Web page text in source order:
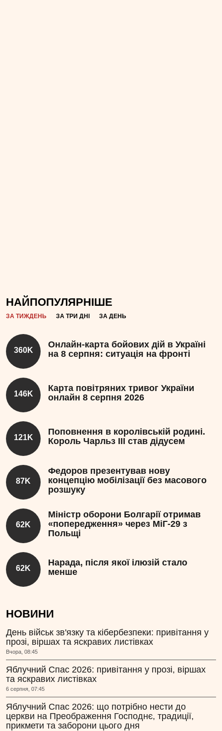
НАЙПОПУЛЯРНІШЕ
ЗА ТИЖДЕНЬ ЗА ТРИ ДНІ ЗА ДЕНЬ
360K
Онлайн-карта бойових дій в Україні
на 8 серпня: ситуація на фронті
146K
Карта повітряних тривог України
онлайн 8 серпня 2026
121K
Поповнення в королівській родині.
Король Чарльз III став дідусем
87K
Федоров презентував нову
концепцію мобілізації без масового
розшуку
62K
Міністр оборони Болгарії отримав
«попередження» через МіГ-29 з
Польщі
62K
Нарада, після якої ілюзій стало
менше
НОВИНИ
День військ зв'язку та кібербезпеки: привітання у
прозі, віршах та яскравих листівках
Вчора, 08:45
Яблучний Спас 2026: привітання у прозі, віршах
та яскравих листівках
6 серпня, 07:45
Яблучний Спас 2026: що потрібно нести до
церкви на Преображення Господнє, традиції,
прикмети та заборони цього дня